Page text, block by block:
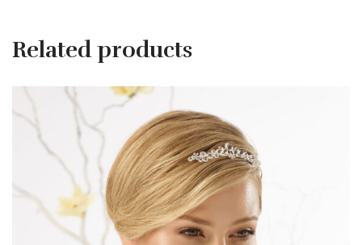
Related products